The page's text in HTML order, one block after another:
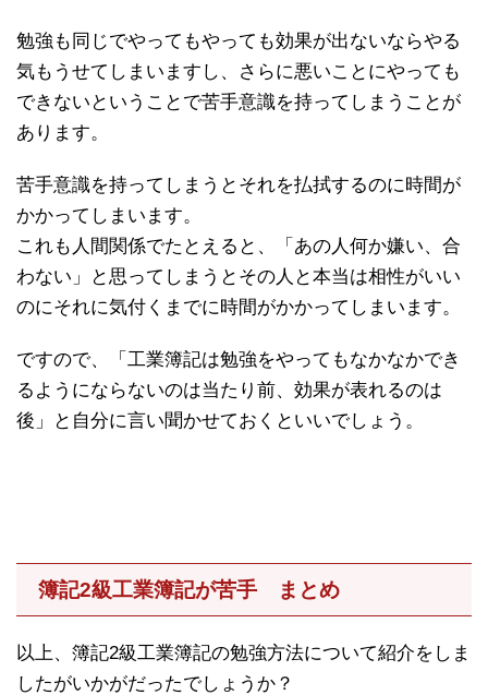
勉強も同じでやってもやっても効果が出ないならやる
気もうせてしまいますし、さらに悪いことにやっても
できないということで苦手意識を持ってしまうことが
あります。
苦手意識を持ってしまうとそれを払拭するのに時間が
かかってしまいます。
これも人間関係でたとえると、「あの人何か嫌い、合
わない」と思ってしまうとその人と本当は相性がいい
のにそれに気付くまでに時間がかかってしまいます。
ですので、「工業簿記は勉強をやってもなかなかでき
るようにならないのは当たり前、効果が表れるのは
後」と自分に言い聞かせておくといいでしょう。
簿記2級工業簿記が苦手 まとめ
以上、簿記2級工業簿記の勉強方法について紹介をしま
したがいかがだったでしょうか？